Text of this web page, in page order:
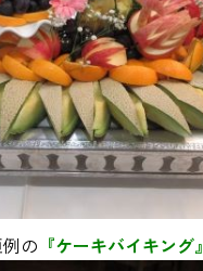
の 『ケーキバイキング』